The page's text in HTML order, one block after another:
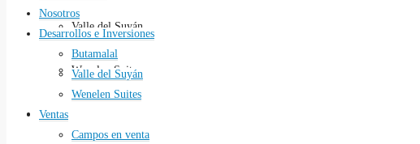
Valle del Suyán
Wenelen Suites
Ventas
Nosotros
Desarrollos e Inversiones
Butamalal
Valle del Suyán
Wenelen Suites
Ventas
Campos en venta